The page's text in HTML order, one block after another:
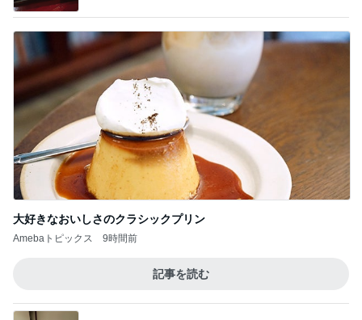
大好きなおいしさのクラシックプリン
Amebaトピックス 9時間前
記事を読む